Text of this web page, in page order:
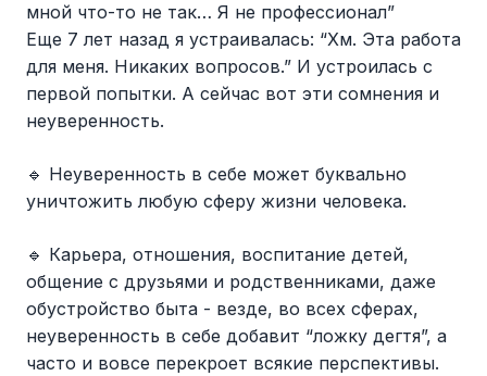
мной что-то не так… Я не профессионал”
Еще 7 лет назад я устраивалась: “Хм. Эта работа
для меня. Никаких вопросов.” И устроилась с
первой попытки. А сейчас вот эти сомнения и
неуверенность.
🔹 Неуверенность в себе может буквально
уничтожить любую сферу жизни человека.
🔹 Карьера, отношения, воспитание детей,
общение с друзьями и родственниками, даже
обустройство быта - везде, во всех сферах,
неуверенность в себе добавит “ложку дегтя”, а
часто и вовсе перекроет всякие перспективы.